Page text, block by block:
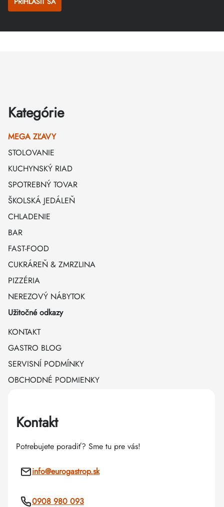
Kategórie
MEGA ZĽAVY
STOLOVANIE
KUCHYNSKÝ RIAD
SPOTREBNÝ TOVAR
ŠKOLSKÁ JEDÁLEŇ
CHLADENIE
BAR
FAST-FOOD
CUKRÁREŇ & ZMRZLINA
PIZZÉRIA
NEREZOVÝ NÁBYTOK
Užitočné odkazy
KONTAKT
GASTRO BLOG
SERVISNÍ PODMÍNKY
OBCHODNÉ PODMIENKY
Kontakt
Potrebujete poradiť? Sme tu pre vás!
info@eurogastrop.sk
0908 980 093